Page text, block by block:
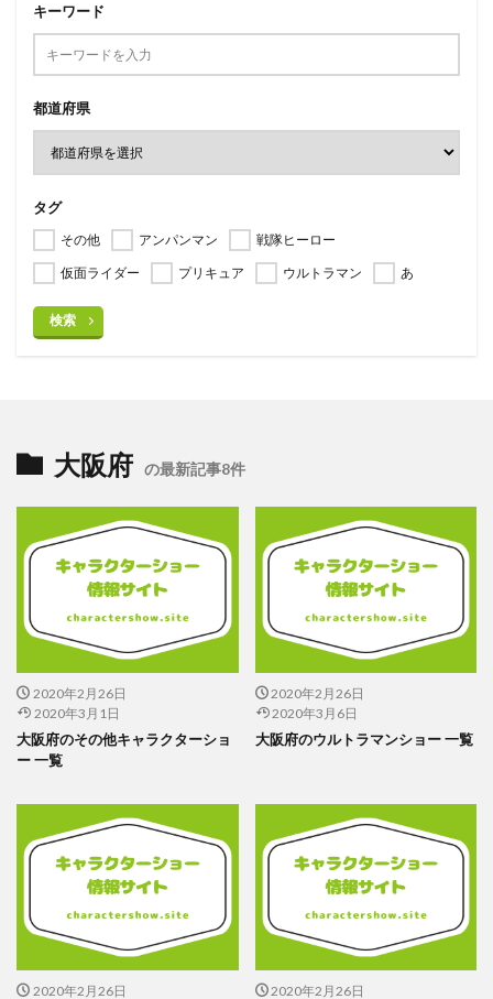
キーワード
都道府県
タグ
その他 アンパンマン
戦隊ヒーロー
仮面ライダー
プリキュア ウルトラマン あ
検索
大阪府 の最新記事8件
2020年2月26日
2020年3月1日
大阪府のその他キャラクターショ
ー 一覧
2020年2月26日
2020年3月6日
大阪府のウルトラマンショー 一覧
2020年2月26日 2020年2月26日